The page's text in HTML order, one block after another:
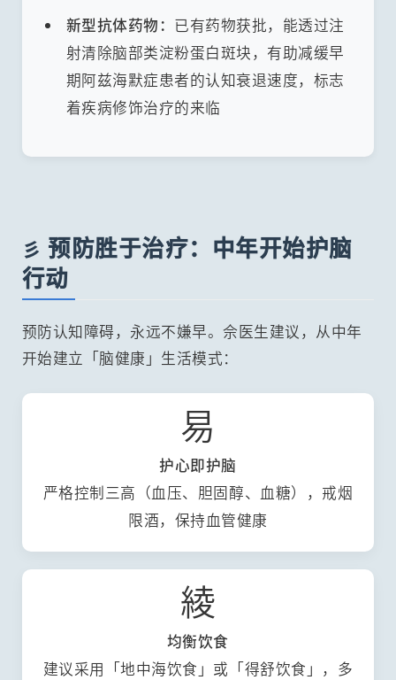
新型抗体药物： 已有药物获批，能透过注
射清除脑部类淀粉蛋白斑块，有助减缓早
期阿兹海默症患者的认知衰退速度，标志
着疾病修饰治疗的来临
彡️ 预防胜于治疗：中年开始护脑
行动
预防认知障碍，永远不嫌早。佘医生建议，从中年
开始建立「脑健康」生活模式：
易
护心即护脑
严格控制三高（血压、胆固醇、血糖），戒烟
限酒，保持血管健康
綾
均衡饮食
建议采用「地中海饮食」或「得舒饮食」，多